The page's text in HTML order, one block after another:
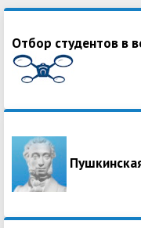
Отбор студентов в